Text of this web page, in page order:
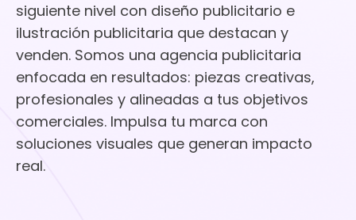
siguiente nivel con diseño publicitario e
ilustración publicitaria que destacan y
venden. Somos una agencia publicitaria
enfocada en resultados: piezas creativas,
profesionales y alineadas a tus objetivos
comerciales. Impulsa tu marca con
soluciones visuales que generan impacto
real.